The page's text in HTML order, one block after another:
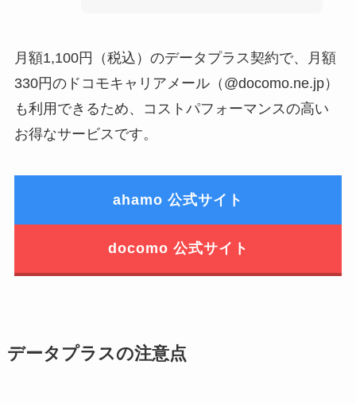
月額1,100円（税込）のデータプラス契約で、月額
330円のドコモキャリアメール（@docomo.ne.jp）
も利用できるため、コストパフォーマンスの高い
お得なサービスです。
ahamo 公式サイト
docomo 公式サイト
データプラスの注意点